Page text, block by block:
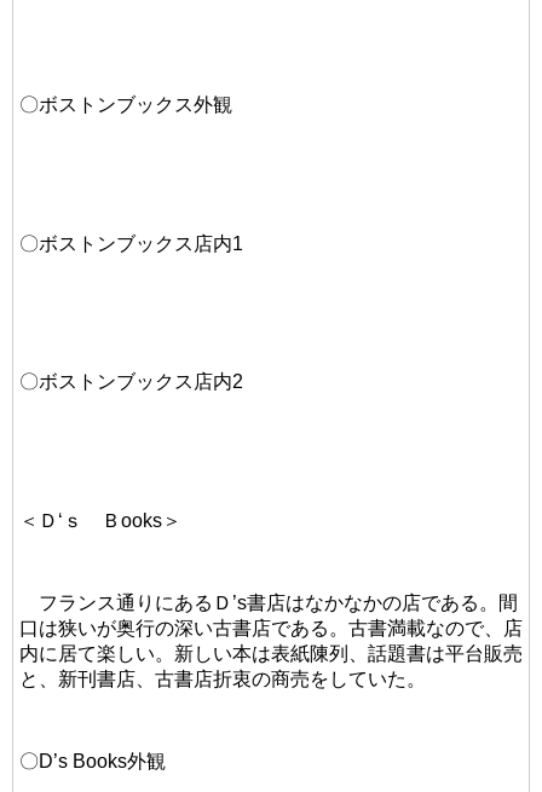
〇ボストンブックス外観
〇ボストンブックス店内1
〇ボストンブックス店内2
＜Ｄ‘ｓ Ｂooks＞
フランス通りにあるＤ’s書店はなかなかの店である。間
口は狭いが奥行の深い古書店である。古書満載なので、店
内に居て楽しい。新しい本は表紙陳列、話題書は平台販売
と、新刊書店、古書店折衷の商売をしていた。
〇D’s Books外観